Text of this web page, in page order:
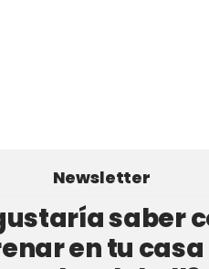
Newsletter
saber
en tu casa